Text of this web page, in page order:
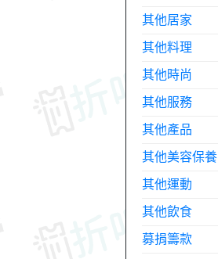
其他居家
其他料理
其他時尚
其他服務
其他產品
其他美容保養
其他運動
其他飲食
募捐籌款